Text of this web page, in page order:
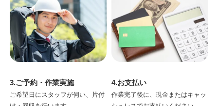
3.ご予約・作業実施
ご希望日にスタッフが伺い、片付
4.お支払い
作業完了後に、現金またはキャッ